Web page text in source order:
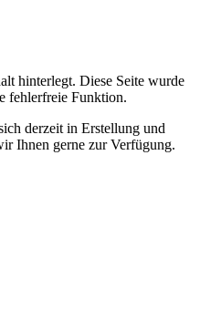
hinterlegt. Diese Seite wurde
fehlerfreie Funktion.
derzeit in Erstellung und
Ihnen gerne zur Verfügung.